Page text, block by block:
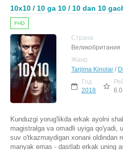
10x10 / 10 ga 10 / 10 dan 10
FHD
Страна
Великобритания
Жанр
Tarjima Kinolar /
Год
2018
Kunduzgi yorug'likda erkak ayolni
magistralga va omadli uyiga qo'yadi,
suv o'tkazmaydigan xonani oldindan
manyak emas - dastlab erkak uning